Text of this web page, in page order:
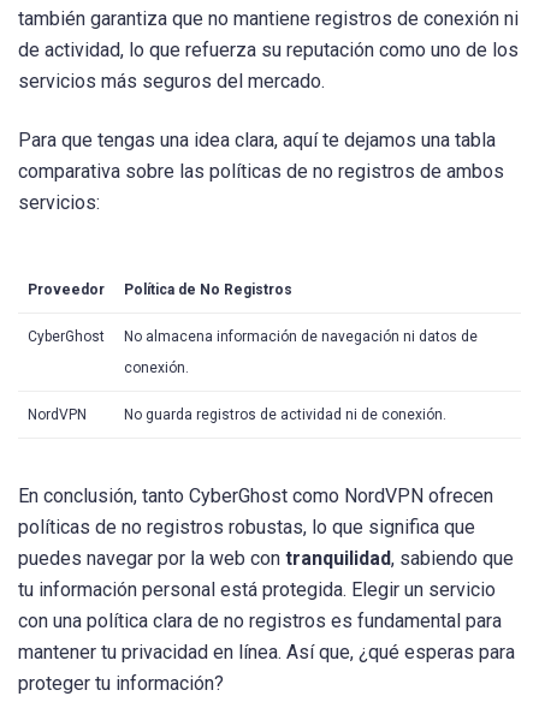
también garantiza que no mantiene registros de conexión ni
de actividad, lo que refuerza su reputación como uno de los
servicios más seguros del mercado.
Para que tengas una idea clara, aquí te dejamos una tabla
comparativa sobre las políticas de no registros de ambos
servicios:
Proveedor Política de No Registros
CyberGhost
No almacena información de navegación ni datos de
conexión.
NordVPN No guarda registros de actividad ni de conexión.
En conclusión, tanto CyberGhost como NordVPN ofrecen
políticas de no registros robustas, lo que significa que
puedes navegar por la web con tranquilidad, sabiendo que
tu información personal está protegida. Elegir un servicio
con una política clara de no registros es fundamental para
mantener tu privacidad en línea. Así que, ¿qué esperas para
proteger tu información?